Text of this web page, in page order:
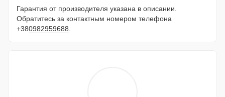
Гарантия от производителя указана в описании.
Обратитесь за контактным номером телефона
+380982959688